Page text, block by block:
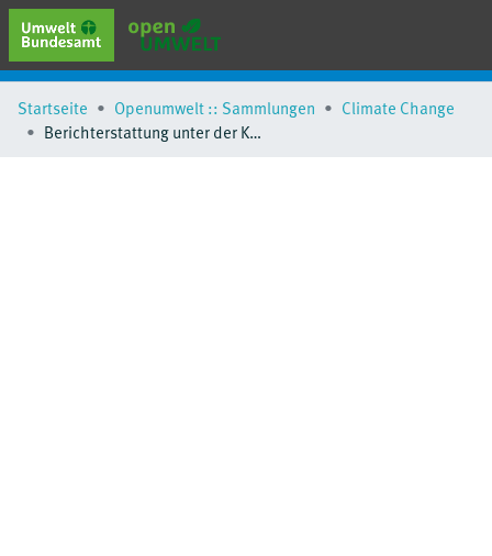
erweiterte Suche
Browse
Startseite Openumwelt :: Sammlungen
Climate Change
Berichterstattung unter der Klimarahmenkonvention der Vereinten Nationen und dem Kyoto-Protokoll 2023